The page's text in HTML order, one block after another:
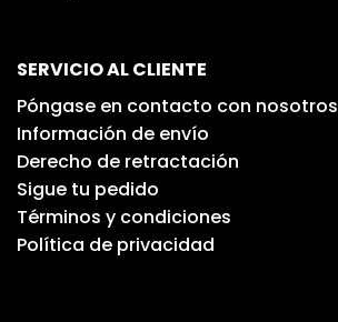
SERVICIO AL CLIENTE
Póngase en contacto con nosotros
Información de envío
Derecho de retractación
Sigue tu pedido
Términos y condiciones
Política de privacidad